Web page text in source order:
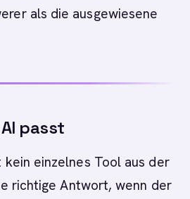
als die ausgewiesene
passt
einzelnes Tool aus der
richtige Antwort, wenn der